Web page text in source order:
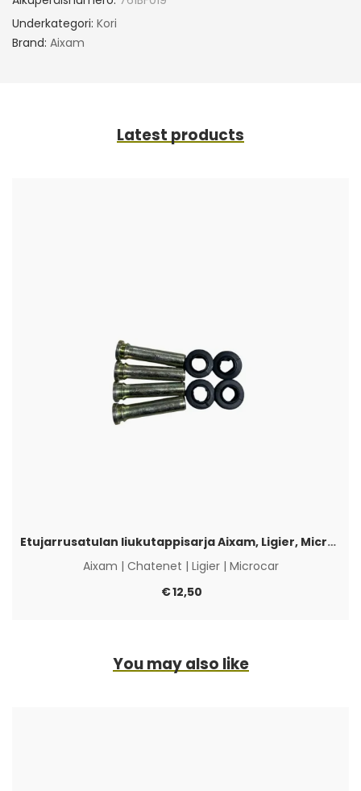
Underkategori: Kori
Brand: Aixam
Latest products
Etujarrusatulan liukutappisarja Aixam, Ligier, Microcar & Chatenet
Aixam | Chatenet | Ligier| Microcar
€12,50
You may also like